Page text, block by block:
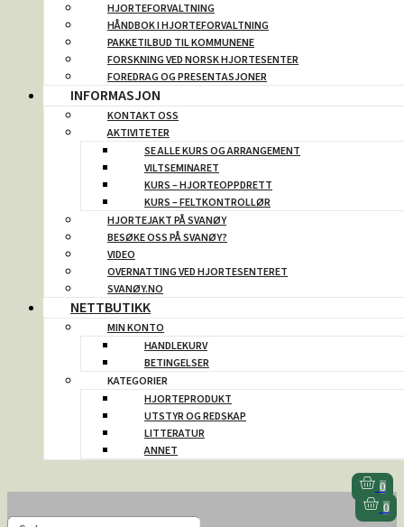
HJORTEFORVALTNING
HÅNDBOK I HJORTEFORVALTNING
PAKKETILBUD TIL KOMMUNENE
FORSKNING VED NORSK HJORTESENTER
FOREDRAG OG PRESENTASJONER
INFORMASJON
KONTAKT OSS
AKTIVITETER
SE ALLE KURS OG ARRANGEMENT
VILTSEMINARET
KURS – HJORTEOPPDRETT
KURS – FELTKONTROLLØR
HJORTEJAKT PÅ SVANØY
BESØKE OSS PÅ SVANØY?
VIDEO
OVERNATTING VED HJORTESENTERET
SVANØY.NO
NETTBUTIKK
MIN KONTO
HANDLEKURV
BETINGELSER
KATEGORIER
HJORTEPRODUKT
UTSTYR OG REDSKAP
LITTERATUR
ANNET
0
0